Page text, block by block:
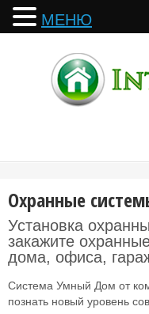
Охранные
Установка
закажите
дома, офиса,
Система Умный Дом от
познать новый уровень
МЕНЮ